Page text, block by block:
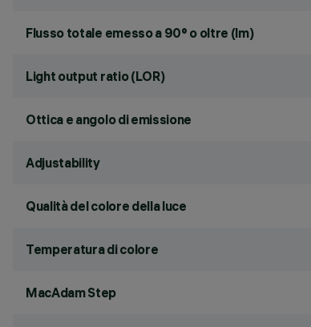
Flusso totale emesso a 90° o oltre (lm)
Light output ratio (LOR)
Ottica e angolo di emissione
Adjustability
Qualità del colore della luce
Temperatura di colore
MacAdam Step